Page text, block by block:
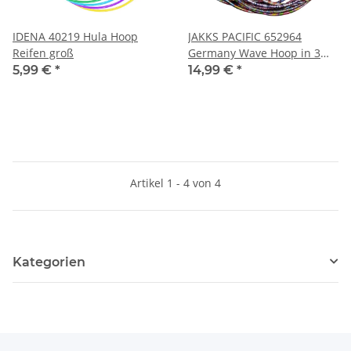
IDENA 40219 Hula Hoop
Reifen groß
5,99 € *
JAKKS PACIFIC 652964
Germany Wave Hoop in 3
Größen sortiert
14,99 € *
Artikel 1 - 4 von 4
Kategorien